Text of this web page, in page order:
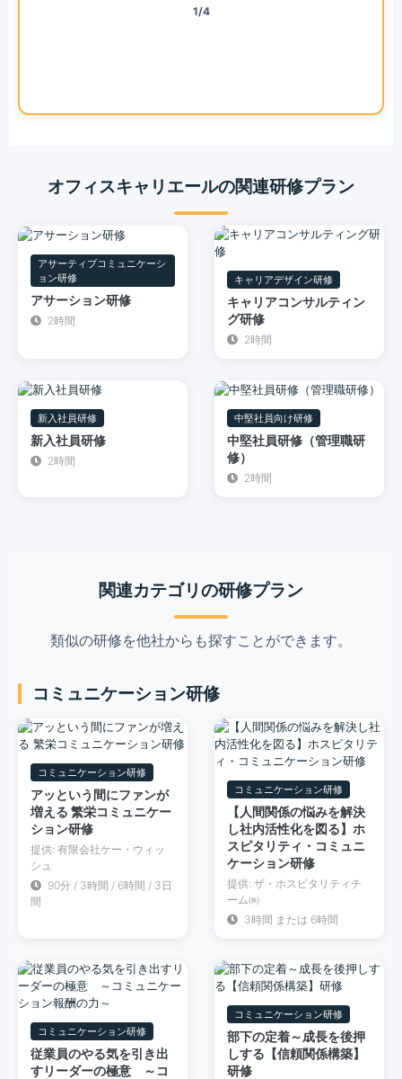
1/4
オフィスキャリエールの関連研修プラン
アサーティブコミュニケーシ
ョン研修
アサーション研修
2時間
キャリアデザイン研修
キャリアコンサルティン
グ研修
2時間
新入社員研修
新入社員研修
2時間
中堅社員向け研修
中堅社員研修（管理職研
修）
2時間
関連カテゴリの研修プラン
類似の研修を他社からも探すことができます。
コミュニケーション研修
コミュニケーション研修
アッという間にファンが
増える 繁栄コミュニケー
ション研修
提供: 有限会社ケー・ウィッ
シュ
90分 / 3時間 / 6時間 / 3日
間
コミュニケーション研修
【人間関係の悩みを解決
し社内活性化を図る】ホ
スピタリティ・コミュニ
ケーション研修
提供: ザ・ホスピタリティチ
ーム㈱
3時間 または 6時間
コミュニケーション研修
従業員のやる気を引き出
すリーダーの極意 ～コ
コミュニケーション研修
部下の定着～成長を後押
しする【信頼関係構築】
研修